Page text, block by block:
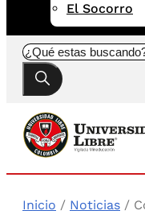
El Socorro
Buscar
Inicio / Noticias /